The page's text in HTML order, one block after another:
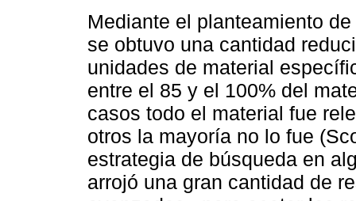
Mediante el planteamiento
se obtuvo una cantidad
unidades de material
entre el 85 y el 100% del
casos todo el material fue
otros la mayoría no lo fue
estrategia de búsqueda en
arrojó una gran cantidad de